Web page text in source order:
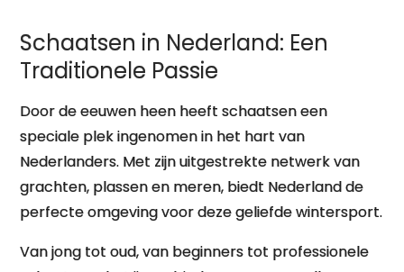
Schaatsen in Nederland: Een
Traditionele Passie
Door de eeuwen heen heeft schaatsen een
speciale plek ingenomen in het hart van
Nederlanders. Met zijn uitgestrekte netwerk van
grachten, plassen en meren, biedt Nederland de
perfecte omgeving voor deze geliefde wintersport.
Van jong tot oud, van beginners tot professionele